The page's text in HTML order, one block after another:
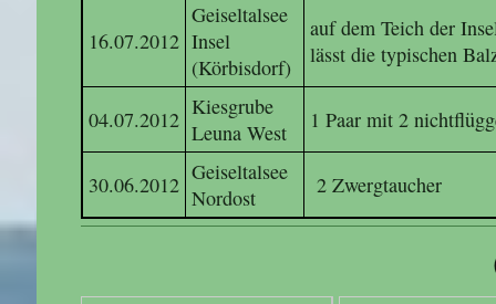
16.07.2012
Geiseltalsee
Insel
(Körbisdorf)
auf dem Teich der
lässt die typischen
04.07.2012 Kiesgrube
Leuna West
1 Paar mit 2
30.06.2012 Geiseltalsee
Nordost
2 Zwergtaucher